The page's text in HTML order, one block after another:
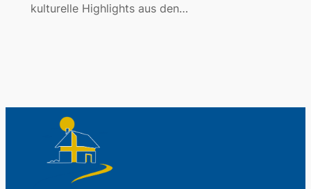
kulturelle Highlights aus den…